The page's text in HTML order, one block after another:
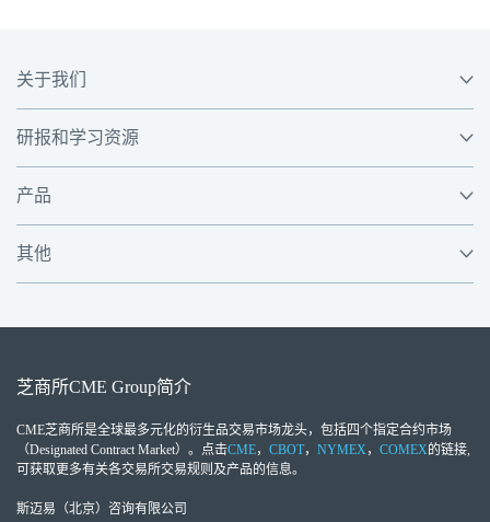
关于我们
研报和学习资源
产品
其他
芝商所CME Group简介
CME芝商所是全球最多元化的衍生品交易市场龙头，包括四个指定合约市场
（Designated Contract Market）。点击CME， CBOT， NYMEX ， COMEX的链接,
可获取更多有关各交易所交易规则及产品的信息。
斯迈易（北京）咨询有限公司